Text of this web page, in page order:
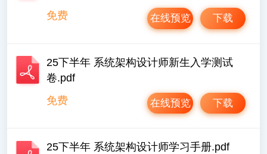
免费
下载
在线预览
25下半年 系统架构设计师新生入学测试
卷.pdf
免费
下载
在线预览
25下半年 系统架构设计师学习手册.pdf